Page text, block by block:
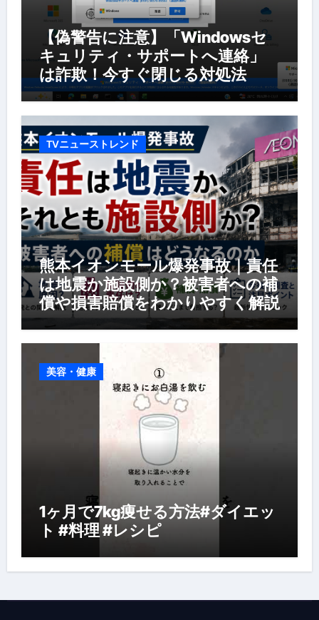
【偽警告に注意】「Windowsセ
キュリティ・サポートへ連絡」
は詐欺！今すぐ閉じる対処法
TVニューストレンド
熊本イオンモール爆発事故｜責任
は地震か施設側か？被害者への補
償や損害賠償をわかりやすく解説
美容・健康
1ヶ月で7kg痩せる方法#ダイエッ
ト #料理 #レシピ